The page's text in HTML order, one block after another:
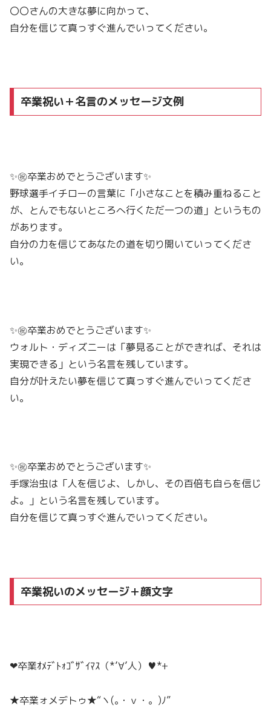
〇〇さんの大きな夢に向かって、
自分を信じて真っすぐ進んでいってください。
卒業祝い＋名言のメッセージ文例
✨㊗️卒業おめでとうございます✨
野球選手イチローの言葉に「小さなことを積み重ねること
が、とんでもないところへ行くただ一つの道」というもの
があります。
自分の力を信じてあなたの道を切り開いていってくださ
い。
✨㊗️卒業おめでとうございます✨
ウォルト・ディズニーは「夢見ることができれば、それは
実現できる」という名言を残しています。
自分が叶えたい夢を信じて真っすぐ進んでいってくださ
い。
✨㊗️卒業おめでとうございます✨
手塚治虫は「人を信じよ、しかし、その百倍も自らを信じ
よ。」という名言を残しています。
自分を信じて真っすぐ進んでいってください。
卒業祝いのメッセージ＋顔文字
❤︎卒業ｵﾒﾃﾞﾄｫｺﾞｻﾞｲﾏｽ （*’∀’人）♥*+
★卒業ォメデトゥ★“ヽ(｡・ｖ・。)ﾉ”